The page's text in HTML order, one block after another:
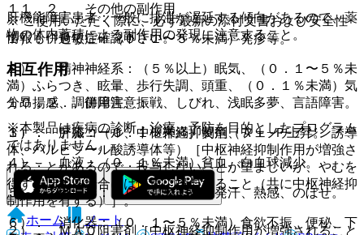
肝機能障害患者：一般に排泄が遅延する傾向があるので、薬
物の体内蓄積による副作用の発現に注意すること。
相互作用
１０．２． 併用注意：
１）． アルコール、中枢神経抑制剤（フェノチアジン誘導
体、バルビツール酸誘導体等）［中枢神経抑制作用が増強さ
れることがあるので、投与しないことが望ましいが、やむを
得ず投与する場合には慎重に投与すること（共に中枢神経抑
制作用を有する）］。
２）． ＭＡＯ阻害剤［中枢神経抑制作用が増強されること
１１．２． その他の副作用
１）． 過敏症：（０．１〜５％未満）発疹等。
２）． 精神神経系：（５％以上）眠気、（０．１〜５％未
満）ふらつき、眩暈、歩行失調、頭重、（０．１％未満）気
分昂揚感、調節障害、振戦、しびれ、浅眠多夢、言語障害。
３）． 肝臓：（０．１％未満）黄疸、Ａｌ−Ｐ上昇。
４）． 血液：（０．１％未満）貧血、白血球減少。
５）． 循環器：（０．１％未満）発汗、熱感、のぼせ。
６）． 消化器：（０．１〜５％未満）食欲不振、便秘、下
※ ご使用いただく際に、必ず最新の添付文書および安全性
情報も併せてご確認下さい。
※本製品は疾病の診断・治療・予防を目的としたプログラム
ではありません。
ホーム
ノート